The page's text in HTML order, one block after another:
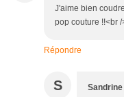
J'aime bien
pop couture !!<br
Répondre
S Sandrine